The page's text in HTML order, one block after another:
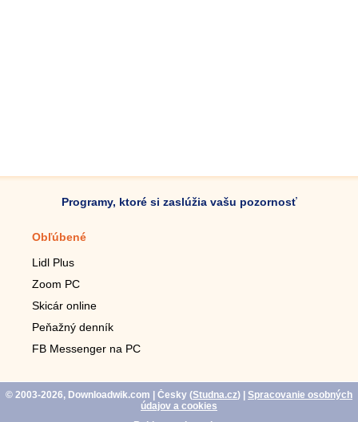
Programy, ktoré si zaslúžia vašu pozornosť
Obľúbené
Lidl Plus
Zoom PC
Skicár online
Peňažný denník
FB Messenger na PC
© 2003-2026, Downloadwik.com | Česky (Studna.cz)
Spracovanie osobných
údajov a cookies